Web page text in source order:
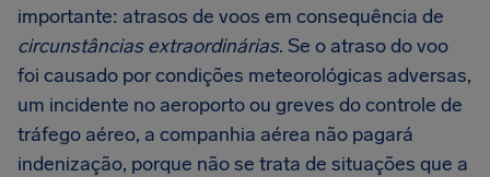
importante: atrasos de voos em consequência de
circunstâncias extraordinárias. Se o atraso do voo
foi causado por condições meteorológicas adversas,
um incidente no aeroporto ou greves do controle de
tráfego aéreo, a companhia aérea não pagará
indenização, porque não se trata de situações que a